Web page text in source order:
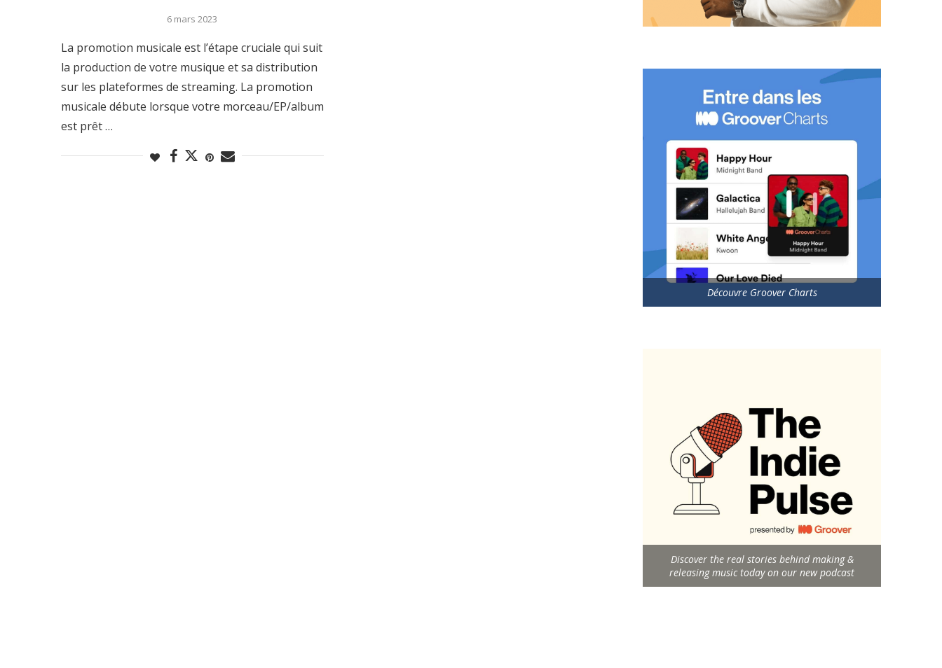
6 mars 2023
La promotion musicale est l’étape cruciale qui suit
la production de votre musique et sa distribution
sur les plateformes de streaming. La promotion
musicale débute lorsque votre morceau/EP/album
est prêt …
Découvre Groover Charts
Discover the real stories behind making &
releasing music today on our new podcast